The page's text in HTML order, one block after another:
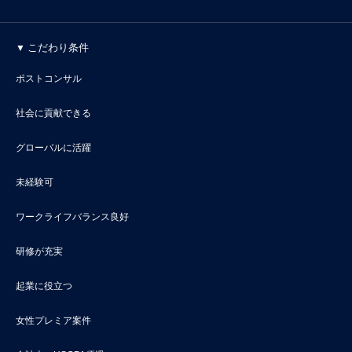
こだわり条件
ポストコンサル
社会に貢献できる
グローバルに活躍
未経験可
ワークライフバランス良好
研修が充実
起業に役立つ
女性プレミア案件